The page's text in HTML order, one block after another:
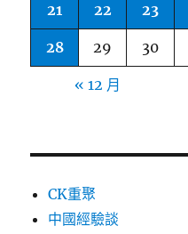
21 22 23
28 29 30
« 12 月
CK重聚
中國經驗談